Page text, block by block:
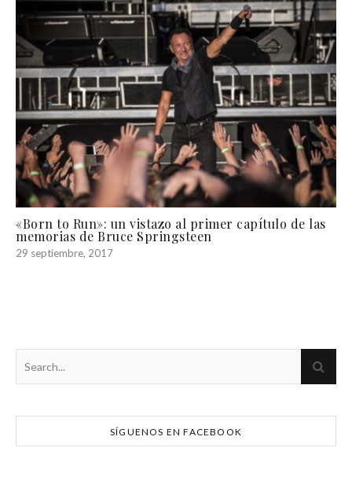
«Born to Run»: un vistazo al primer capítulo de las
memorias de Bruce Springsteen
29 septiembre, 2017
SÍGUENOS EN FACEBOOK